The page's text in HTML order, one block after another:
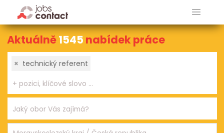
Aktuálně1545 nabídek práce
× technický referent